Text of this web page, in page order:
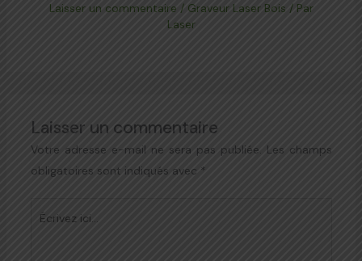
Laisser un commentaire / Graveur Laser Bois / Par
Laser
Laisser un commentaire
Votre adresse e-mail ne sera pas publiée. Les champs
obligatoires sont indiqués avec *